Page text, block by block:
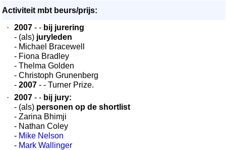
Activiteit mbt beurs/prijs:
·
2007 - - bij jurering
- (als) juryleden
- Michael Bracewell
- Fiona Bradley
- Thelma Golden
- Christoph Grunenberg
- 2007 - - Turner Prize.
·
2007 - - bij jury:
- (als) personen op de shortlist
- Zarina Bhimji
- Nathan Coley
- Mike Nelson
- Mark Wallinger